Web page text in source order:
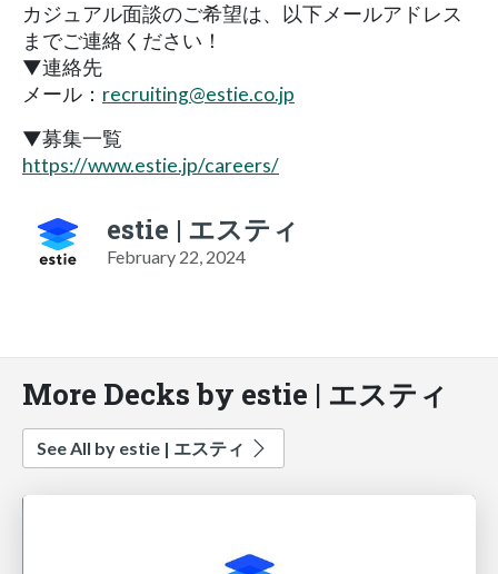
カジュアル面談のご希望は、以下メールアドレス
までご連絡ください！
▼連絡先
メール： recruiting@estie.co.jp
▼募集一覧
https://www.estie.jp/careers/
estie | エスティ
February 22, 2024
More Decks by estie | エスティ
See All by estie | エスティ